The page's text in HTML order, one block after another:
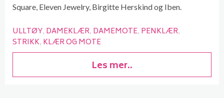
Square, Eleven Jewelry, Birgitte Herskind og Iben.
ULLTØY DAMEKLÆR DAMEMOTE PENKLÆR
STRIKK KLÆR OG MOTE
Les mer..